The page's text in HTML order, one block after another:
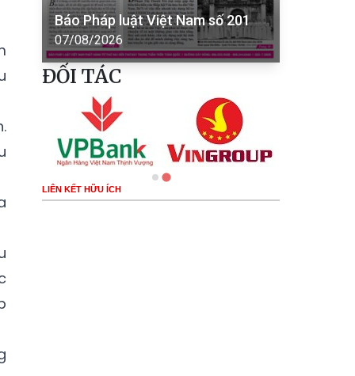
Báo Pháp luật Việt Nam số 201
07/08/2026
ĐỐI TÁC
LIÊN KẾT HỮU ÍCH